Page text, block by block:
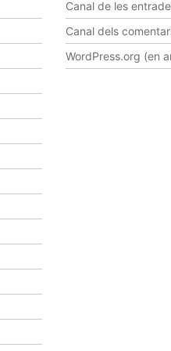
Canal de les
Canal dels
WordPress.org (en